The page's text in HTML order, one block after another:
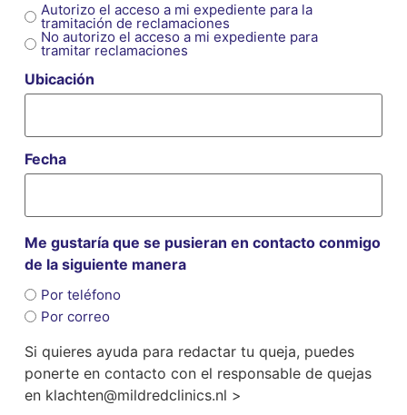
Autorizo el acceso a mi expediente para la
tramitación de reclamaciones
No autorizo el acceso a mi expediente para
tramitar reclamaciones
Ubicación
Fecha
Me gustaría que se pusieran en contacto conmigo
de la siguiente manera
Por teléfono
Por correo
Si quieres ayuda para redactar tu queja, puedes
ponerte en contacto con el responsable de quejas
en klachten@mildredclinics.nl >